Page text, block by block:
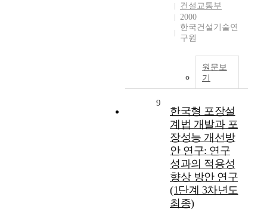
건설교통부
2000
한국건설기술연
구원
원문보
기
9
한국형 포장설
계법 개발과 포
장성능 개선방
안 연구: 연구
성과의 적용성
향상 방안 연구
(1단계 3차년도
최종)